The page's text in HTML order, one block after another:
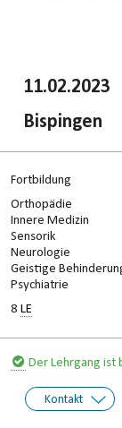
11.02.2023
Bispingen
Fortbildung
Orthopädie
Innere Medizin
Sensorik
Neurologie
Geistige
Psychiatrie
8LE
Der Lehrgang ist
Kontakt